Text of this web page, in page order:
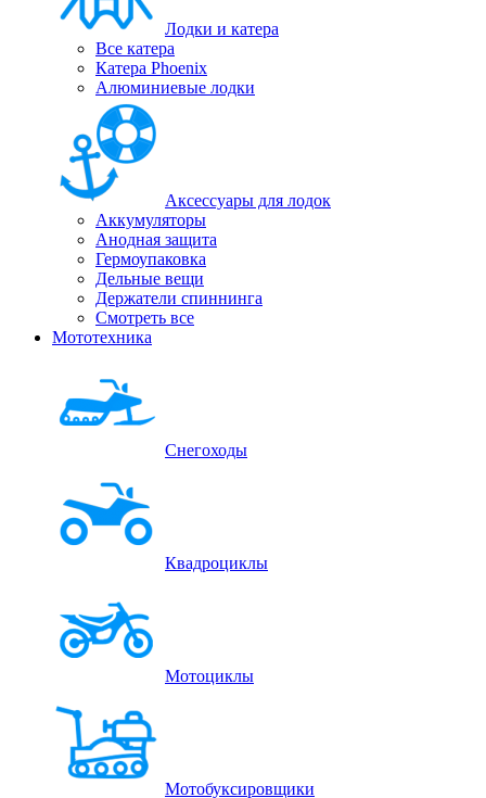
Лодки и катера
Все катера
Катера Phoenix
Алюминиевые лодки
Аксессуары для лодок
Аккумуляторы
Анодная защита
Гермоупаковка
Дельные вещи
Держатели спиннинга
Смотреть все
Мототехника
Снегоходы
Квадроциклы
Мотоциклы
Мотобуксировщики